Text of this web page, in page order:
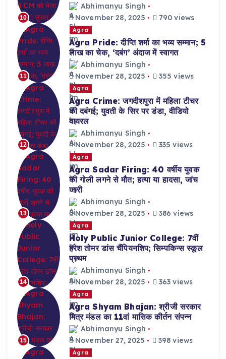
10
Abhimanyu Singh
November 28, 2025
790 views
11
Agra
Agra Pride: दीप्ति शर्मा का भव्य सम्मान; 5
लाख का चेक, ‘दबंग’ अंदाज में स्वागत
Abhimanyu Singh
November 28, 2025
355 views
12
Agra
Agra Crime: जगदीशपुरा में महिला टीचर
की दबंगई; युवती के सिर पर डंडा, वीडियो
वायरल
Abhimanyu Singh
November 28, 2025
335 views
13
Agra
Agra Sadar Firing: 40 वर्षीय युवक
की गोली लगने से मौत; हत्या या हादसा, जांच
जारी
Abhimanyu Singh
November 28, 2025
386 views
14
Agra
Holy Public Junior College: 7वीं
हरेश तोमर डांस चैंपियनशिप; सिम्पकिन्स स्कूल
प्रथम
Abhimanyu Singh
November 28, 2025
363 views
15
Agra
Agra Shyam Bhajan: श्रीजी सरकार
मित्र मंडल का 11वां मासिक कीर्तन संपन्न
Abhimanyu Singh
November 27, 2025
398 views
Agra